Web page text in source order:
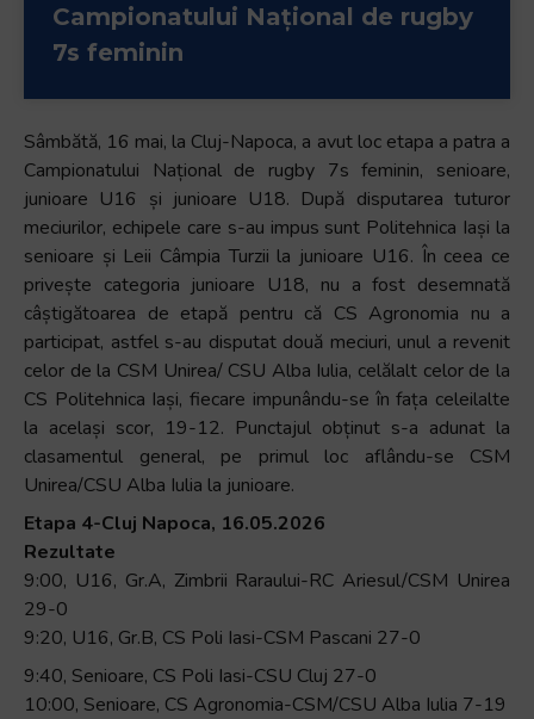
Accessibility
screen
"Ctrl
This
shortcut
activates
the
screen
reader
help
you
navigate
interact
Campionatului Național de rugby
7s feminin
Sâmbătă, 16 mai, la Cluj-Napoca, a avut loc etapa a patra a
Campionatului Național de rugby 7s feminin, senioare,
junioare U16 și junioare U18. După disputarea tuturor
meciurilor, echipele care s-au impus sunt Politehnica Iași la
senioare și Leii Câmpia Turzii la junioare U16. În ceea ce
privește categoria junioare U18, nu a fost desemnată
câștigătoarea de etapă pentru că CS Agronomia nu a
participat, astfel s-au disputat două meciuri, unul a revenit
celor de la CSM Unirea/ CSU Alba Iulia, celălalt celor de la
CS Politehnica Iași, fiecare impunându-se în fața celeilalte
la același scor, 19-12. Punctajul obținut s-a adunat la
clasamentul general, pe primul loc aflându-se CSM
Unirea/CSU Alba Iulia la junioare.
Etapa 4-Cluj Napoca, 16.05.2026
Rezultate
9:00, U16, Gr.A, Zimbrii Raraului-RC Ariesul/CSM Unirea
29-0
9:20, U16, Gr.B, CS Poli Iasi-CSM Pascani 27-0
9:40, Senioare, CS Poli Iasi-CSU Cluj 27-0
10:00, Senioare, CS Agronomia-CSM/CSU Alba Iulia 7-19